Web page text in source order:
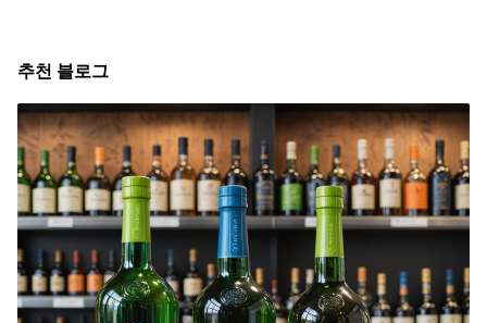
추천 블로그